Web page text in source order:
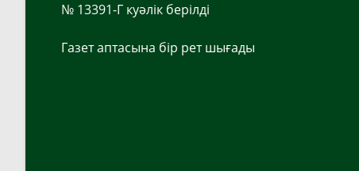
№ 13391-Г куәлік берілді
Газет аптасына бір рет шығады